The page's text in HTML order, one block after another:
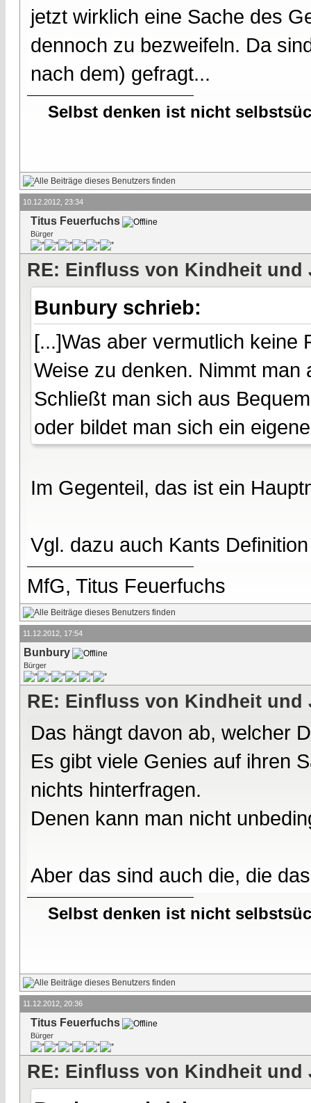
jetzt wirklich eine Sache des
dennoch zu bezweifeln. Da
nach dem) gefragt...
Selbst denken ist nicht
10.12.2012, 23:34
Titus Feuerfuchs
Bürger
RE: Einfluss von Kindheit
Bunbury schrieb:
[...]Was aber vermutlich keine
Weise zu denken. Nimmt
Schließt man sich aus
oder bildet man sich ein
Im Gegenteil, das ist ein
Vgl. dazu auch Kants
MfG, Titus Feuerfuchs
11.12.2012, 17:54
Bunbury
Bürger
RE: Einfluss von Kindheit
Das hängt davon ab, welcher
Es gibt viele Genies auf ihren
nichts hinterfragen.
Denen kann man nicht
Aber das sind auch die, die
Selbst denken ist nicht
11.12.2012, 20:36
Titus Feuerfuchs
Bürger
RE: Einfluss von Kindheit